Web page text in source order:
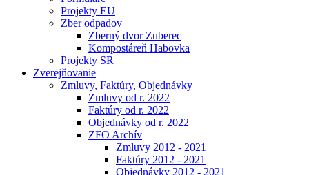
Projekty EU
Zber odpadov
Zberný dvor Zuberec
Kompostáreň Habovka
Projekty SR
Zverejňovanie
Zmluvy, Faktúry, Objednávky
Zmluvy od r. 2022
Faktúry od r. 2022
Objednávky od r. 2022
ZFO Archív
Zmluvy 2012 - 2021
Faktúry 2012 - 2021
Objednávky 2012 - 2021